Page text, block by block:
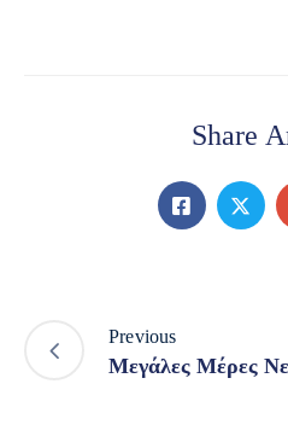
Share
Previous
Μεγάλες Μέρες